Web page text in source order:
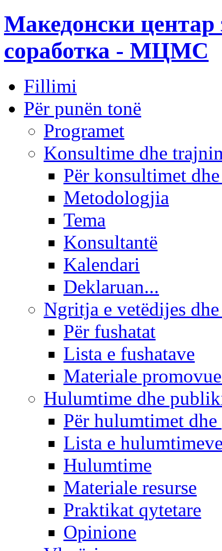
Македонски центар
соработка - МЦМС
Fillimi
Për punën tonë
Programet
Konsultime dhe
Për konsultimet
Metodologjia
Tema
Konsultantë
Kalendari
Deklaruan...
Ngritja e vetëdijes
Për fushatat
Lista e fushatave
Materiale
Hulumtime dhe
Për hulumtimet
Lista e
Hulumtime
Materiale resurse
Praktikat qytetare
Opinione